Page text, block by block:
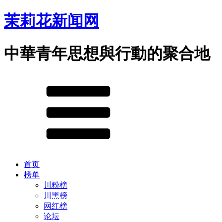
茉莉花新闻网
中華青年思想與行動的聚合地
首页
榜单
川粉榜
川黑榜
网红榜
论坛